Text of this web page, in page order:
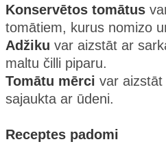
Konservētos tomātus
tomātiem, kurus nomizo
Adžiku var aizstāt ar
maltu čilli piparu.
Tomātu mērci var
sajaukta ar ūdeni​.
Receptes padomi